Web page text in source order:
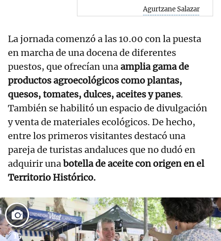
Agurtzane Salazar
La jornada comenzó a las 10.00 con la puesta
en marcha de una docena de diferentes
puestos, que ofrecían unaamplia gama de
productos agroecológicos como plantas,
quesos, tomates, dulces, aceites y panes.
También se habilitó un espacio de divulgación
y venta de materiales ecológicos. De hecho,
entre los primeros visitantes destacó una
pareja de turistas andaluces que no dudó en
adquirir unabotella de aceite con origen en el
Territorio Histórico.
15